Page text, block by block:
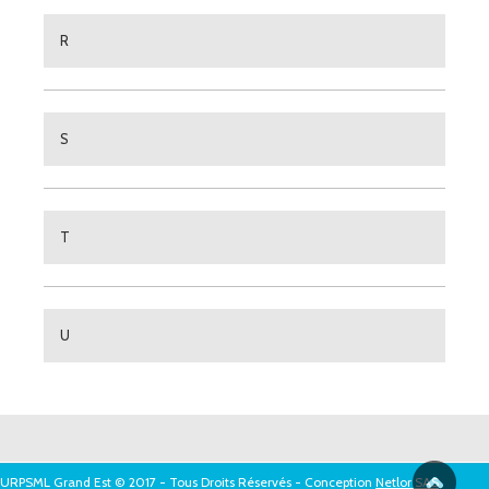
R
S
T
U
URPSML Grand Est © 2017 - Tous Droits Réservés - Conception Netlor SAS